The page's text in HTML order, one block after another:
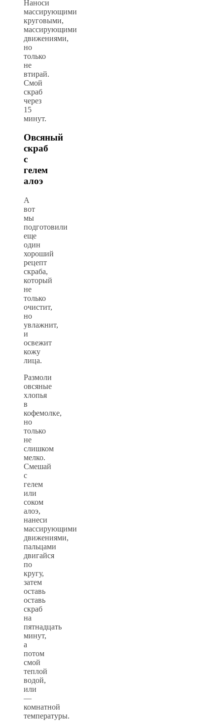
Наноси
массирующими
круговыми,
массирующими
движениями,
но
только
не
втирай.
Смой
скраб
через
15
минут.
Овсяный
скраб
с
гелем
алоэ
А
вот
мы
подготовили
еще
один
хороший
рецепт
скраба,
который
не
только
очистит,
но
увлажнит,
и
освежит
кожу
лица.
Размоли
овсяные
хлопья
в
кофемолке,
но
только
не
слишком
мелко.
Смешай
с
гелем
или
соком
алоэ,
нанеси
массирующими
движениями,
пальцами
двигайся
по
кругу,
затем
оставь
оставь
скраб
на
пятнадцать
минут,
а
потом
смой
теплой
водой,
или
—
комнатной
температуры.